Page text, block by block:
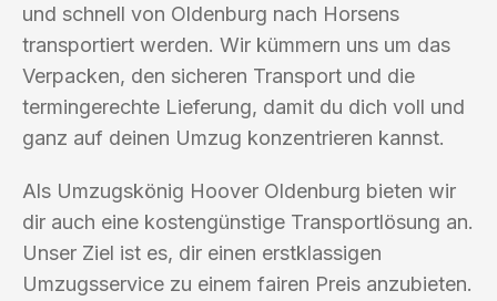
und schnell von Oldenburg nach Horsens
transportiert werden. Wir kümmern uns um das
Verpacken, den sicheren Transport und die
termingerechte Lieferung, damit du dich voll und
ganz auf deinen Umzug konzentrieren kannst.
Als Umzugskönig Hoover Oldenburg bieten wir
dir auch eine kostengünstige Transportlösung an.
Unser Ziel ist es, dir einen erstklassigen
Umzugsservice zu einem fairen Preis anzubieten.